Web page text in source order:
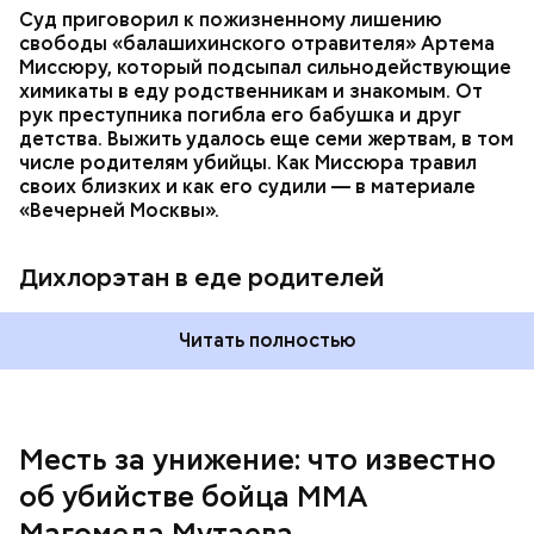
Суд приговорил к пожизненному лишению
свободы «балашихинского отравителя» Артема
Миссюру, который подсыпал сильнодействующие
химикаты в еду родственникам и знакомым. От
рук преступника погибла его бабушка и друг
детства. Выжить удалось еще семи жертвам, в том
числе родителям убийцы. Как Миссюра травил
своих близких и как его судили — в материале
«Вечерней Москвы».
Дихлорэтан в еде родителей
Читать полностью
Месть за унижение: что известно
об убийстве бойца ММА
— Личность подозреваемого установлена,
полицией принимаются меры к задержанию, —
Республике Дагестан.